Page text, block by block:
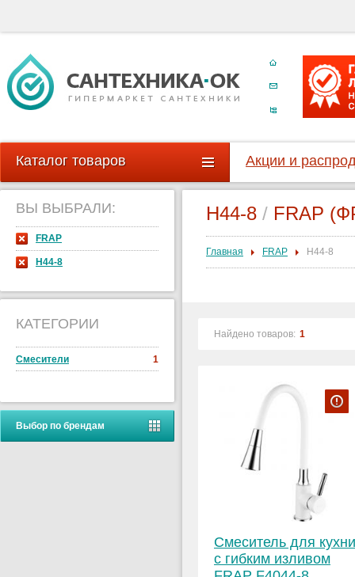
Каталог товаров Акции и
ВЫ ВЫБРАЛИ:
FRAP
H44-8
КАТЕГОРИИ
1
Смесители
Выбор по брендам
H44-8 / FRAP
Главная FRAP H44-8
Найдено товаров: 1
Смеситель для кухни
с гибким изливом